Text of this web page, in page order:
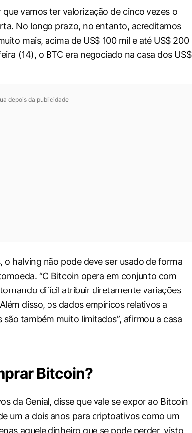
que vamos ter valorização de cinco vezes o
No longo prazo, no entanto, acreditamos
mais, acima de US$ 100 mil e até US$ 200
(14), o BTC era negociado na casa dos US$
depois da publicidade
o halving não pode deve ser usado de forma
“O Bitcoin opera em conjunto com
difícil atribuir diretamente variações
disso, os dados empíricos relativos a
também muito limitados”, afirmou a casa
Bitcoin?
da Genial, disse que vale se expor ao Bitcoin
um a dois anos para criptoativos como um
aquele dinheiro que se pode perder, visto